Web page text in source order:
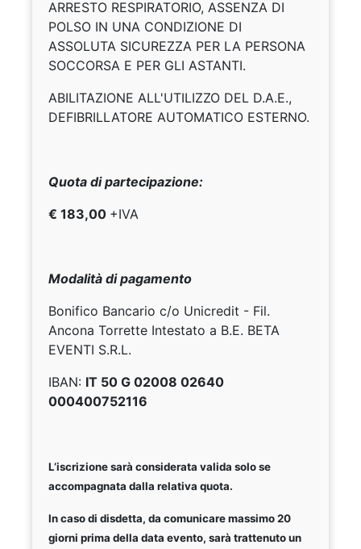
ARRESTO RESPIRATORIO, ASSENZA DI
POLSO IN UNA CONDIZIONE DI
ASSOLUTA SICUREZZA PER LA PERSONA
SOCCORSA E PER GLI ASTANTI.
ABILITAZIONE ALL'UTILIZZO DEL D.A.E.,
DEFIBRILLATORE AUTOMATICO ESTERNO.
Quota di partecipazione:
€ 183,00 +IVA
Modalità di pagamento
Bonifico Bancario c/o Unicredit - Fil.
Ancona Torrette Intestato a B.E. BETA
EVENTI S.R.L.
IBAN: IT 50 G 02008 02640
000400752116
L’iscrizione sarà considerata valida solo se
accompagnata dalla relativa quota.
In caso di disdetta, da comunicare massimo 20
giorni prima della data evento, sarà trattenuto un